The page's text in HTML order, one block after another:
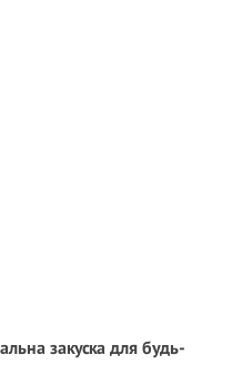
закуска для будь-